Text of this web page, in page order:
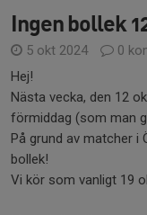
Ingen bollek
5 okt 2024
0
Hej!
Nästa vecka, den 12
förmiddag (som man
På grund av matcher i
bollek!
Vi kör som vanligt 19